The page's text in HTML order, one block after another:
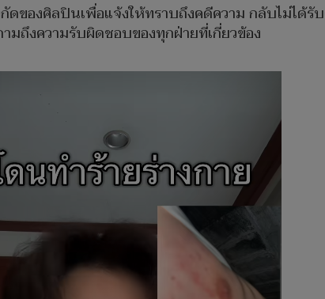
ของศิลปินเพื่อแจ้งให้ทราบถึงคดีความ กลับไม่ได้รับ
มถึงความรับผิดชอบของทุกฝ่ายที่เกี่ยวข้อง